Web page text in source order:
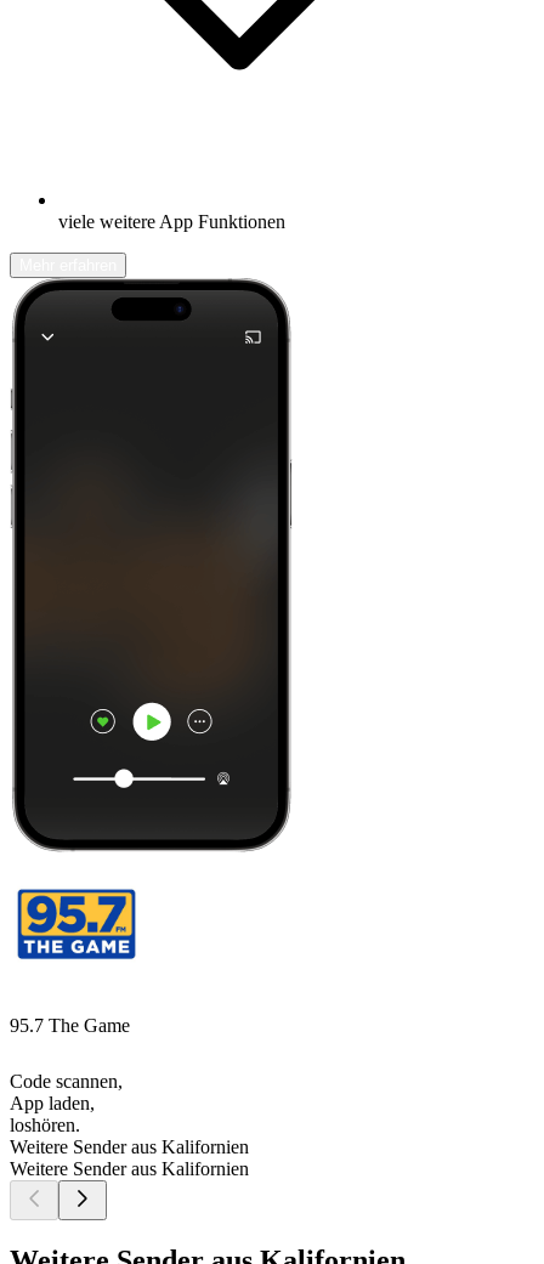
viele weitere App Funktionen
95.7 The Game
Code scannen,
App laden,
loshören.
Weitere Sender aus Kalifornien
Weitere Sender aus Kalifornien